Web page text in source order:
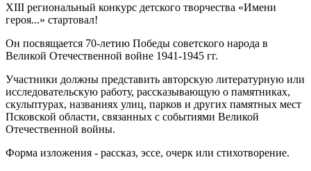
XIII региональный конкурс детского творчества «Имени
героя...» стартовал!
Он посвящается 70-летию Победы советского народа в
Великой Отечественной войне 1941-1945 гг.
Участники должны представить авторскую литературную или
исследовательскую работу, рассказывающую о памятниках,
скульптурах, названиях улиц, парков и других памятных мест
Псковской области, связанных с событиями Великой
Отечественной войны.
Форма изложения - рассказ, эссе, очерк или стихотворение.